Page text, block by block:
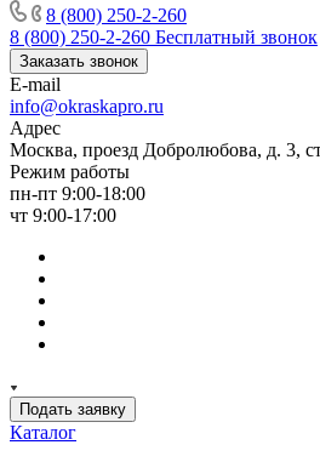
8 (800) 250-2-260
8 (800) 250-2-260 Бесплатный звонок
Заказать звонок
E-mail
info@okraskapro.ru
Адрес
Москва, проезд Добролюбова, д. 3,
Режим работы
пн-пт 9:00-18:00
чт 9:00-17:00
Подать заявку
Каталог